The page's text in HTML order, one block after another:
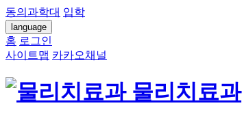
동의과학대 입학
language
홈 로그인
사이트맵 카카오채널
물리치료과